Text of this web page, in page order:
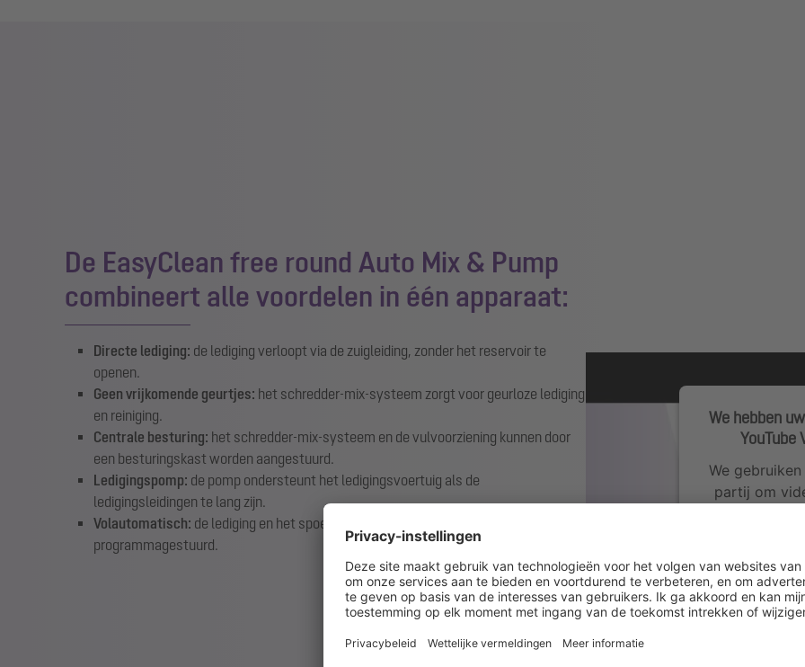
We hebben
YouTube
We
partij om
De EasyClean free round Auto Mix & Pump
combineert alle voordelen in één apparaat:
Directe lediging: de lediging verloopt via de zuigleiding, zonder het reservoir te
openen.
Geen vrijkomende geurtjes: het schredder-mix-systeem zorgt voor geurloze lediging
en reiniging.
Centrale besturing: het schredder-mix-systeem en de vulvoorziening kunnen door
een besturingskast worden aangestuurd.
Ledigingspomp: de pomp ondersteunt het ledigingsvoertuig als de
ledigingsleidingen te lang zijn.
Volautomatisch: de lediging en het spoelen gebeuren volledig automatisch en
programmagestuurd.